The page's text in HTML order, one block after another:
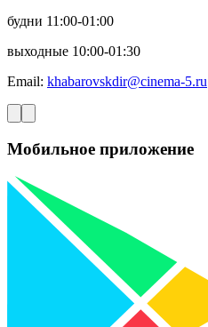
будни 11:00-01:00
выходные 10:00-01:30
Email: khabarovskdir@cinema-5.ru
Мобильное приложение